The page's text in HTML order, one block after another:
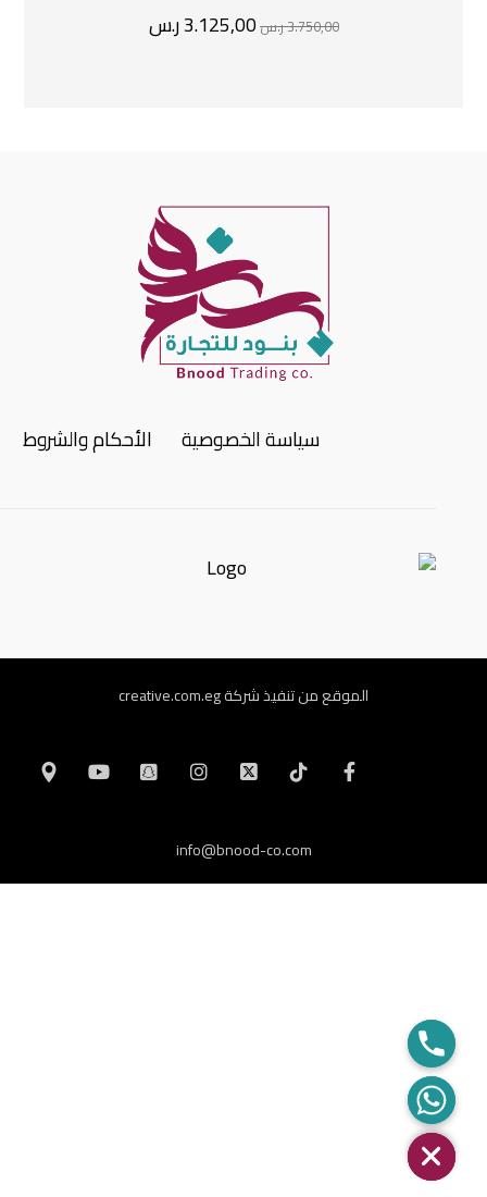
3.750,00ر.س3.125,00ر.س
سياسة الخصوصية الأحكام والشروط
الموقع من تنفيذ شركة creative.com.eg
info@bnood-co.com
Hide